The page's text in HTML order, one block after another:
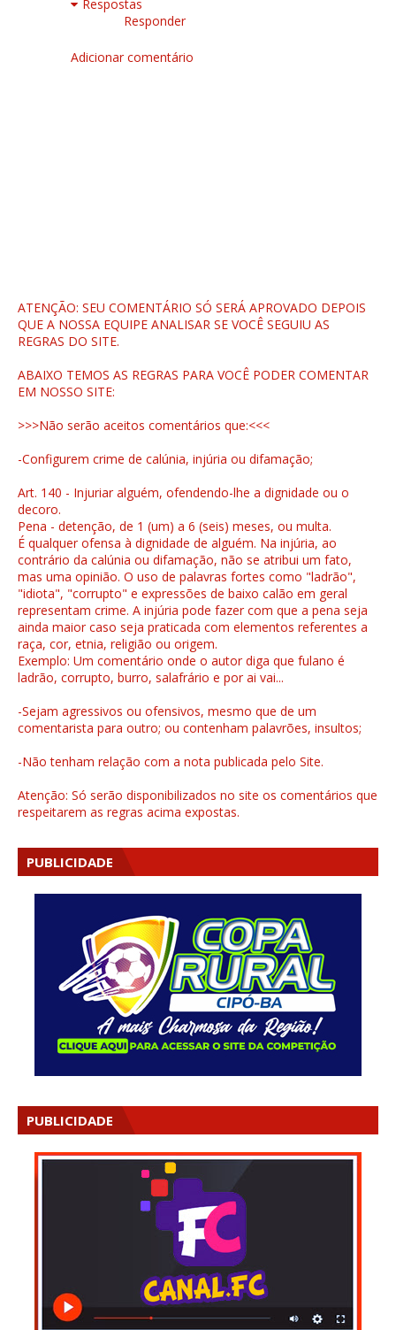
Respostas
Responder
Adicionar comentário
ATENÇÃO: SEU COMENTÁRIO SÓ SERÁ APROVADO DEPOIS
QUE A NOSSA EQUIPE ANALISAR SE VOCÊ SEGUIU AS
REGRAS DO SITE.
ABAIXO TEMOS AS REGRAS PARA VOCÊ PODER COMENTAR
EM NOSSO SITE:
>>>Não serão aceitos comentários que:<<<
-Configurem crime de calúnia, injúria ou difamação;
Art. 140 - Injuriar alguém, ofendendo-lhe a dignidade ou o
decoro.
Pena - detenção, de 1 (um) a 6 (seis) meses, ou multa.
É qualquer ofensa à dignidade de alguém. Na injúria, ao
contrário da calúnia ou difamação, não se atribui um fato,
mas uma opinião. O uso de palavras fortes como "ladrão",
"idiota", "corrupto" e expressões de baixo calão em geral
representam crime. A injúria pode fazer com que a pena seja
ainda maior caso seja praticada com elementos referentes a
raça, cor, etnia, religião ou origem.
Exemplo: Um comentário onde o autor diga que fulano é
ladrão, corrupto, burro, salafrário e por ai vai...
-Sejam agressivos ou ofensivos, mesmo que de um
comentarista para outro; ou contenham palavrões, insultos;
-Não tenham relação com a nota publicada pelo Site.
Atenção: Só serão disponibilizados no site os comentários que
respeitarem as regras acima expostas.
PUBLICIDADE
PUBLICIDADE